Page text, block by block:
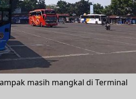
masih mangkal di Terminal